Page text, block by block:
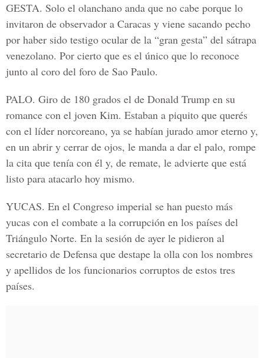
GESTA. Solo el olanchano anda que no cabe porque lo
invitaron de observador a Caracas y viene sacando pecho
por haber sido testigo ocular de la “gran gesta” del sátrapa
venezolano. Por cierto que es el único que lo reconoce
junto al coro del foro de Sao Paulo.
PALO. Giro de 180 grados el de Donald Trump en su
romance con el joven Kim. Estaban a piquito que querés
con el líder norcoreano, ya se habían jurado amor eterno y,
en un abrir y cerrar de ojos, le manda a dar el palo, rompe
la cita que tenía con él y, de remate, le advierte que está
listo para atacarlo hoy mismo.
YUCAS. En el Congreso imperial se han puesto más
yucas con el combate a la corrupción en los países del
Triángulo Norte. En la sesión de ayer le pidieron al
secretario de Defensa que destape la olla con los nombres
y apellidos de los funcionarios corruptos de estos tres
países.